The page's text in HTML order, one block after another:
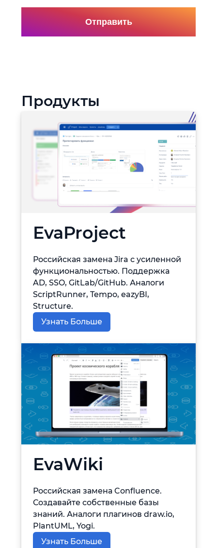
Отправить
Продукты
EvaProject
Российская замена Jira с усиленной
функциональностью. Поддержка
AD, SSO, GitLab/GitHub. Аналоги
ScriptRunner, Tempo, eazyBI,
Structure.
Узнать Больше
EvaWiki
Российская замена Confluence.
Создавайте собственные базы
знаний. Аналоги плагинов draw.io,
PlantUML, Yogi.
Узнать Больше